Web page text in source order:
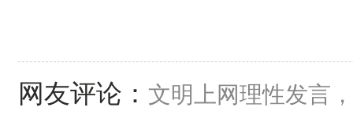
网友评论： 文明上网理性发言